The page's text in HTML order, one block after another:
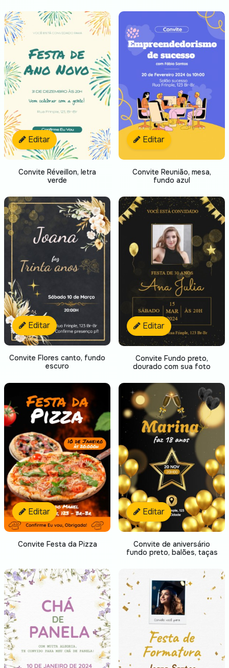
Editar
Convite Réveillon, letra
verde
Editar
Convite Reunião, mesa,
fundo azul
Editar
Convite Flores canto, fundo
escuro
Editar
Convite Fundo preto,
dourado com sua foto
Editar
Convite Festa da Pizza
Editar
Convite de aniversário
fundo preto, balões, taças